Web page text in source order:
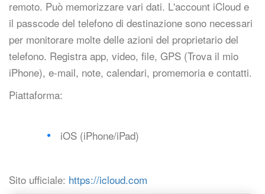
remoto. Può memorizzare vari dati. L'account iCloud e
il passcode del telefono di destinazione sono necessari
per monitorare molte delle azioni del proprietario del
telefono. Registra app, video, file, GPS (Trova il mio
iPhone), e-mail, note, calendari, promemoria e contatti.
Piattaforma:
iOS (iPhone/iPad)
Sito ufficiale: https://icloud.com